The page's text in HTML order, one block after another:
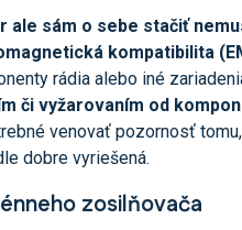
ale sám o sebe stačiť
kompatibilita
rádia alebo iné
či vyžarovaním od
venovať pozornosť
dobre vyriešená.
zosilňovača